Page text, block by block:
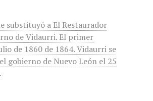
substituyó a El Restaurador
de Vidaurri. El primer
de 1860 de 1864. Vidaurri se
gobierno de Nuevo León el 25